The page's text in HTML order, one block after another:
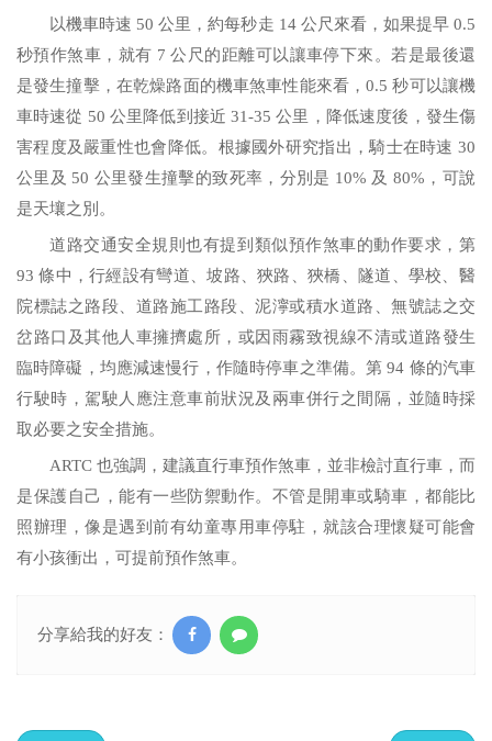
以機車時速 50公里，約每秒走 14 公尺來看，如果提早 0.5
秒預作煞車，就有 7公尺的距離可以讓車停下來。若是最後還
是發生撞擊，在乾燥路面的機車煞車性能來看，0.5秒可以讓機
車時速從 50 公里降低到接近 31-35公里，降低速度後，發生傷
害程度及嚴重性也會降低。根據國外研究指出，騎士在時速 30
公里及 50 公里發生撞擊的致死率，分別是 10% 及 80% ，可說
是天壤之別。
道路交通安全規則也有提到類似預作煞車的動作要求，第
93條中，行經設有彎道、坡路、狹路、狹橋、隧道、學校、醫
院標誌之路段、道路施工路段、泥濘或積水道路、無號誌之交
岔路口及其他人車擁擠處所，或因雨霧致視線不清或道路發生
臨時障礙，均應減速慢行，作隨時停車之準備。第 94 條的汽車
行駛時，駕駛人應注意車前狀況及兩車併行之間隔，並隨時採
取必要之安全措施。
ARTC 也強調，建議直行車預作煞車，並非檢討直行車，而
是保護自己，能有一些防禦動作。不管是開車或騎車，都能比
照辦理，像是遇到前有幼童專用車停駐，就該合理懷疑可能會
有小孩衝出，可提前預作煞車。
分享給我的好友：